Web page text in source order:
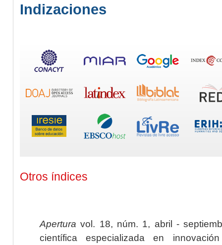
Indizaciones
Otros índices
Apertura vol. 18, núm. 1, abril -
científica especializada en